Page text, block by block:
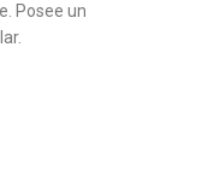
Posee un